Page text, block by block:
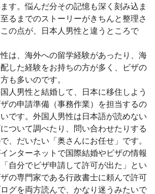
す。悩んだ分その記憶も深く刻み込ま
るまでのストーリーがきちんと整理さ
の点が、日本人男性と違うところで
は、海外への留学経験があったり、海
した経験をお持ちの方が多く、ビザの
も多いのです。
人男性と結婚して、日本に移住しよう
の申請準備（事務作業）を担当するの
です。外国人男性は日本語が読めない
ついて調べたり、問い合わせたりする
、だいたい「奥さんにお任せ」です。
ンターネットで国際結婚やビザの情報
自分でビザ申請して許可が出た」とい
の専門家である行政書士に頼んで許可
グを両方読んで、かなり迷うみたいで